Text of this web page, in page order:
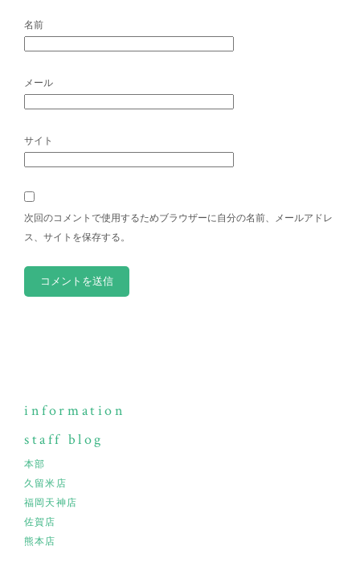
名前
メール
サイト
次回のコメントで使用するためブラウザーに自分の名前、メールアドレ
ス、サイトを保存する。
information
staff blog
本部
久留米店
福岡天神店
佐賀店
熊本店